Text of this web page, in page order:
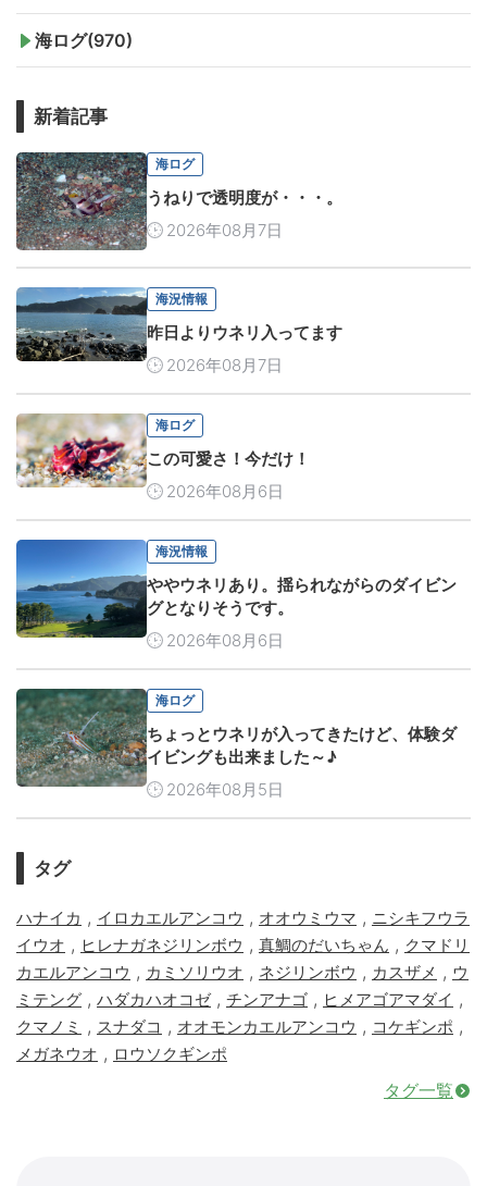
海ログ(970)
新着記事
海ログ
うねりで透明度が・・・。
2026年08月7日
海況情報
昨日よりウネリ入ってます
2026年08月7日
海ログ
この可愛さ！今だけ！
2026年08月6日
海況情報
ややウネリあり。揺られながらのダイビン
グとなりそうです。
2026年08月6日
海ログ
ちょっとウネリが入ってきたけど、体験ダ
イビングも出来ました～♪
2026年08月5日
タグ
ハナイカ , イロカエルアンコウ , オオウミウマ , ニシキフウラ
イウオ , ヒレナガネジリンボウ , 真鯛のだいちゃん , クマドリ
カエルアンコウ , カミソリウオ , ネジリンボウ , カスザメ , ウ
ミテング , ハダカハオコゼ, チンアナゴ , ヒメアゴアマダイ ,
クマノミ , スナダコ , オオモンカエルアンコウ , コケギンポ ,
メガネウオ , ロウソクギンポ
タグ一覧